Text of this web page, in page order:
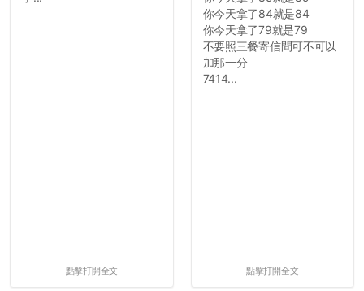
點擊打開全文
你今天拿了84就是84
你今天拿了79就是79
不要照三餐寄信問可不可以
加那一分
7414...
點擊打開全文